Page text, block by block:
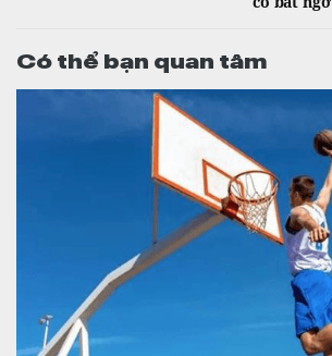
Có thể bạn quan tâm